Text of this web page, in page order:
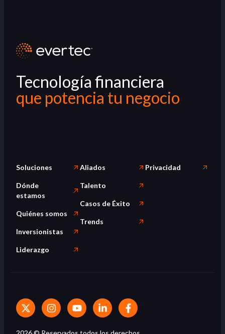
Tecnología financiera
que potencia tu negocio
Soluciones
Dónde
estamos
Quiénes somos
Inversionistas
Liderazgo
Aliados
Talento
Casos de Éxito
Trends
Privacidad